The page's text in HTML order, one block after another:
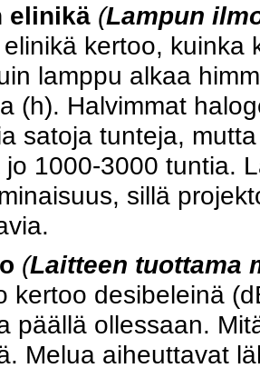
elinikä (Lampun
kertoo, kuinka
lamppu alkaa
(h). Halvimmat
satoja tunteja,
jo 1000-3000 tuntia.
sillä
(Laitteen tuottama
kertoo desibeleinä
päällä ollessaan.
Melua aiheuttavat